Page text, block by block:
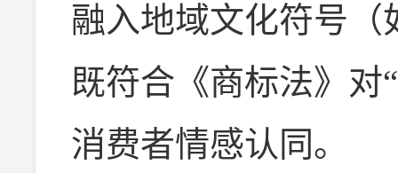
融入地域文化符号
既符合《商标法》对
消费者情感认同。